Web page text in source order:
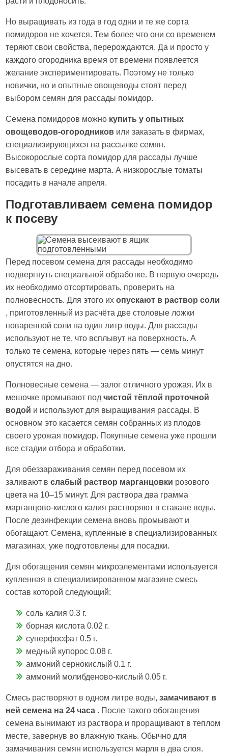
Но выращивать из года в год одни и те же сорта
помидоров не хочется. Тем более что они со временем
теряют свои свойства, перерождаются. Да и просто у
каждого огородника время от времени появлеется
желание экспериментировать. Поэтому не только
новички, но и опытные овощеводы стоят перед
выбором семян для рассады помидор.
Семена помидоров можно купить у опытных
овощеводов-огородников или заказать в фирмах,
специализирующихся на рассылке семян.
Высокорослые сорта помидор для рассады лучше
высевать в середине марта. А низкорослые томаты
посадить в начале апреля.
Подготавливаем семена помидор
к посеву
Перед посевом семена для рассады необходимо
подвергнуть специальной обработке. В первую очередь
их необходимо отсортировать, проверить на
полновесность. Для этого ихопускают в раствор соли
, приготовленный из расчёта две столовые ложки
поваренной соли на один литр воды. Для рассады
используют не те, что всплывут на поверхность. А
только те семена, которые через пять — семь минут
опустятся на дно.
Полновесные семена — залог отличного урожая. Их в
мешочке промывают подчистой тёплой проточной
водой и используют для выращивания рассады. В
основном это касается семян собранных из плодов
своего урожая помидор. Покупные семена уже прошли
все стадии отбора и обработки.
Для обеззараживания семян перед посевом их
заливают вслабый раствор марганцовки розового
цвета на 10–15 минут. Для раствора два грамма
марганцово-кислого калия растворяют в стакане воды.
После дезинфекции семена вновь промывают и
обогащают. Семена, купленные в специализированных
магазинах, уже подготовлены для посадки.
Для обогащения семян микроэлементами используется
купленная в специализированном магазине смесь
состав которой следующий:
соль калия 0.3 г.
борная кислота 0.02 г.
суперфосфат 0.5 г.
медный купорос 0.08 г.
аммоний сернокислый 0.1 г.
аммоний молибденово-кислый 0.05 г.
Смесь растворяют в одном литре воды,замачивают в
ней семена на 24 часа . После такого обогащения
семена вынимают из раствора и проращивают в теплом
месте, завернув во влажную ткань. Обычно для
замачивания семян используется марля в два слоя.